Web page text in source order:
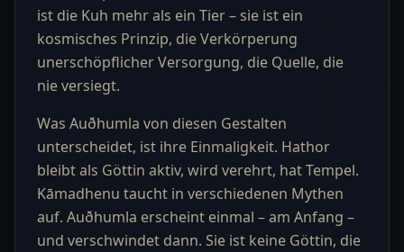
ist die Kuh mehr als ein Tier – sie ist ein
kosmisches Prinzip, die Verkörperung
unerschöpflicher Versorgung, die Quelle, die
nie versiegt.
Was Auðhumla von diesen Gestalten
unterscheidet, ist ihre Einmaligkeit. Hathor
bleibt als Göttin aktiv, wird verehrt, hat Tempel.
Kāmadhenu taucht in verschiedenen Mythen
auf. Auðhumla erscheint einmal – am Anfang –
und verschwindet dann. Sie ist keine Göttin, die